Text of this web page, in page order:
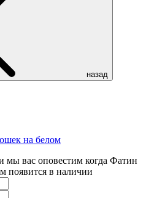
назад
на белом
мы вас оповестим когда Фатин
появится в наличии